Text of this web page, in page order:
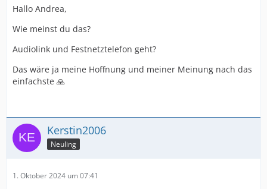
Hallo Andrea,
Wie meinst du das?
Audiolink und Festnetztelefon geht?
Das wäre ja meine Hoffnung und meiner Meinung nach das
einfachste 🙏
Kerstin2006
Neuling
1. Oktober 2024 um 07:41